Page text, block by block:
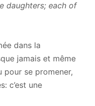
daughters; each of
dans la
jamais et même
se promener,
c’est une